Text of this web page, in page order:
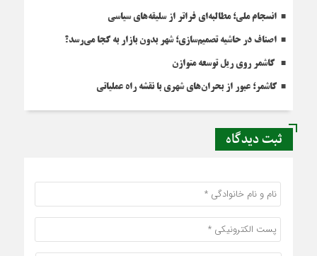
انسجام ملی؛ مطالبه‌ای فراتر از سلیقه‌های سیاسی
اصناف در حاشیه تصمیم‌سازی؛ شهر بدون بازار به کجا می‌رسد؟
کاشمر روی ریل توسعه متوازن
کاشمر؛ عبور از بحران‌های شهری با نقشه راه عملیاتی
ثبت دیدگاه